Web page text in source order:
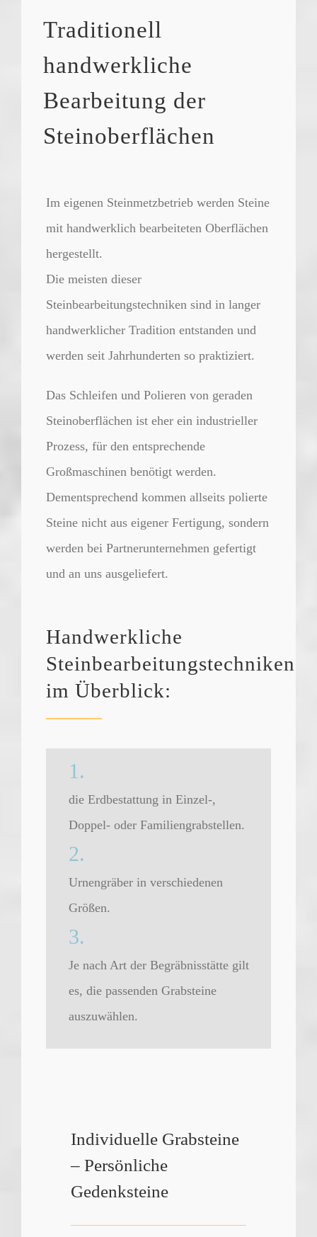
Traditionell
handwerkliche
Bearbeitung der
Steinoberflächen
Im eigenen Steinmetzbetrieb werden Steine
mit handwerklich bearbeiteten Oberflächen
hergestellt.
Die meisten dieser
Steinbearbeitungstechniken sind in langer
handwerklicher Tradition entstanden und
werden seit Jahrhunderten so praktiziert.
Das Schleifen und Polieren von geraden
Steinoberflächen ist eher ein industrieller
Prozess, für den entsprechende
Großmaschinen benötigt werden.
Dementsprechend kommen allseits polierte
Steine nicht aus eigener Fertigung, sondern
werden bei Partnerunternehmen gefertigt
und an uns ausgeliefert.
Handwerkliche
Steinbearbeitungstechniken
im Überblick:
1.
die Erdbestattung in Einzel-,
Doppel- oder Familiengrabstellen.
2.
Urnengräber in verschiedenen
Größen.
3.
Je nach Art der Begräbnisstätte gilt
es, die passenden Grabsteine
auszuwählen.
Individuelle Grabsteine
– Persönliche
Gedenksteine